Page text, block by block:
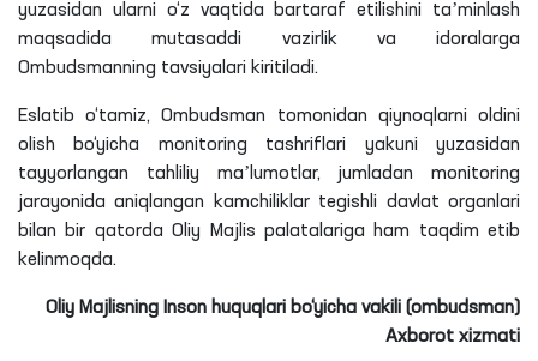
yuzasidan ularni o‘z vaqtida bartaraf etilishini taʼminlash
maqsadida mutasaddi vazirlik va idoralarga
Ombudsmanning tavsiyalari kiritiladi.
Eslatib o‘tamiz, Ombudsman tomonidan qiynoqlarni oldini
olish bo‘yicha monitoring tashriflari yakuni yuzasidan
tayyorlangan tahliliy maʼlumotlar, jumladan monitoring
jarayonida aniqlangan kamchiliklar tegishli davlat organlari
bilan bir qatorda Oliy Majlis palatalariga ham taqdim etib
kelinmoqda.
Oliy Majlisning Inson huquqlari bo‘yicha vakili (ombudsman)
Axborot xizmati